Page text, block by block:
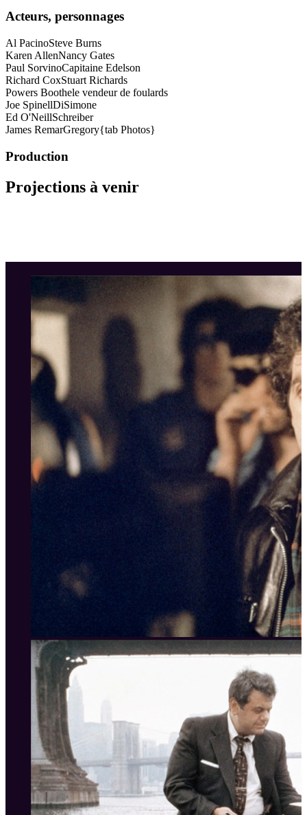
Acteurs, personnages
Al PacinoSteve Burns
Karen AllenNancy Gates
Paul SorvinoCapitaine Edelson
Richard CoxStuart Richards
Powers Boothele vendeur de foulards
Joe SpinellDiSimone
Ed O'NeillSchreiber
James RemarGregory{tab Photos}
Production
Projections à venir